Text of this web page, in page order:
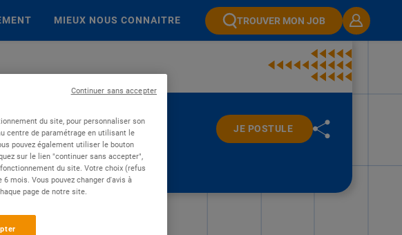
MIEUX NOUS CONNAITRE TROUVER MON JOB
JE POSTULE
du site, pour personnaliser son
centre de paramétrage en utilisant le
pouvez également utiliser le bouton
sur le lien "continuer sans accepter",
du site. Votre choix (refus
mois. Vous pouvez changer d'avis à
page de notre site.
Continuer sans accepter